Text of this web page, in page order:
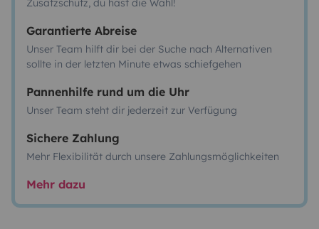
Zusatzschutz, du hast die Wahl!
Garantierte Abreise
Unser Team hilft dir bei der Suche nach Alternativen
sollte in der letzten Minute etwas schiefgehen
Pannenhilfe rund um die Uhr
Unser Team steht dir jederzeit zur Verfügung
Sichere Zahlung
Mehr Flexibilität durch unsere Zahlungsmöglichkeiten
Mehr dazu